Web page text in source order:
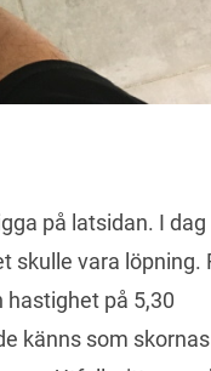
på latsidan. I dag
skulle vara löpning.
hastighet på 5,30
känns som skornas